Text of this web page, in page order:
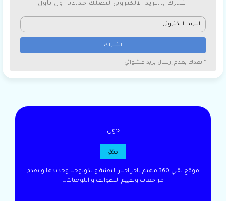
اشترك بالبريد الالكتروني ليصلك جديدنا اول بأول
* نعدك بعدم إرسال بريد عشوائي !
حول
موقع تقني 360 مهتم باخر اخبار التقنية و تكولوجيا وجديدها و يقدم
مراجعات وتقييم اللهواتف و اللوحيات…